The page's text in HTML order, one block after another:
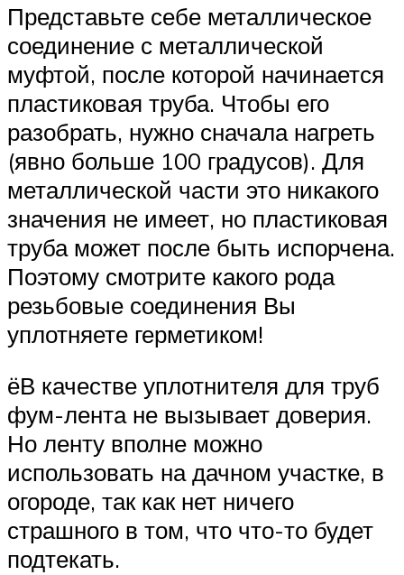
Представьте себе металлическое
соединение с металлической
муфтой, после которой начинается
пластиковая труба. Чтобы его
разобрать, нужно сначала нагреть
(явно больше 100 градусов). Для
металлической части это никакого
значения не имеет, но пластиковая
труба может после быть испорчена.
Поэтому смотрите какого рода
резьбовые соединения Вы
уплотняете герметиком!
ёВ качестве уплотнителя для труб
фум-лента не вызывает доверия.
Но ленту вполне можно
использовать на дачном участке, в
огороде, так как нет ничего
страшного в том, что что-то будет
подтекать.